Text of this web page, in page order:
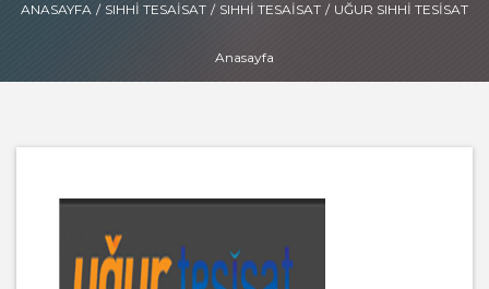
ANASAYFA / SIHHI TESAISAT / SIHHI TESAISAT / UĞUR SIHHI TESISAT
Anasayfa